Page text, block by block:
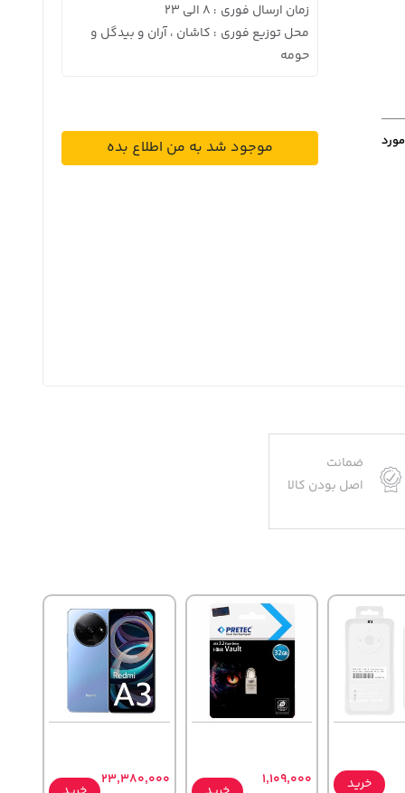
زمان ارسال فوری : 8 الی 23
محل توزیع فوری : کاشان ، آران و بیدگل و
حومه
موجود شد به من اطلاع بده
ضمانت
اصل بودن کالا
خرید
1,109,000
23,380,000